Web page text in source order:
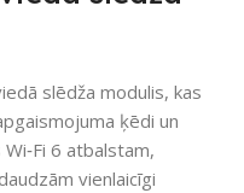
slēdža modulis, kas
ķēdi un
6 atbalstam,
vienlaicīgi